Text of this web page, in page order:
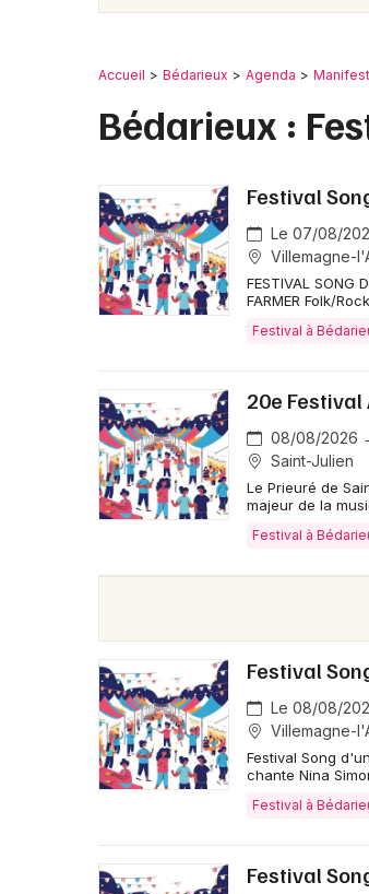
Accueil Bédarieux Agenda
Bédarieux :
Festival
Le 07/08/
Villemagne-
FESTIVAL SONG
FARMER Folk/
Festival à
20e
08/08/2026
Saint-Julien
Le Prieuré de
majeur de la
Festival à
Festival
Le 08/08/
Villemagne-
Festival Song
chante Nina
Festival à
Festival